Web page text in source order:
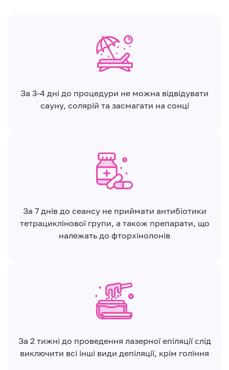
За 3-4 дні до процедури не можна відвідувати
сауну, солярій та засмагати на сонці
За 7 днів до сеансу не приймати антибіотики
тетрациклінової групи, а також препарати, що
належать до фторхінолонів
За 2 тижні до проведення лазерної епіляції слід
виключити всі інші види депіляції, крім гоління